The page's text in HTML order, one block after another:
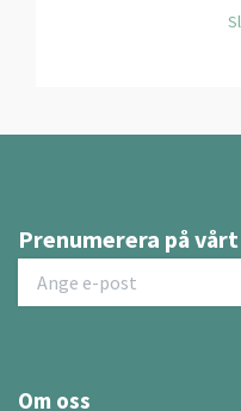
Prenumerera på
Om oss